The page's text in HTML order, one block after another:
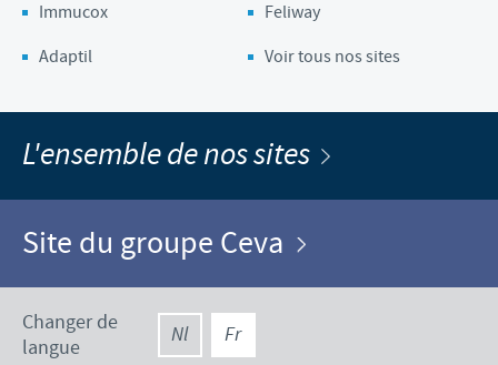
Immucox
Feliway
Adaptil
Voir tous nos sites
L'ensemble de nos sites
Site du groupe Ceva
Changer de
langue
Nl Fr